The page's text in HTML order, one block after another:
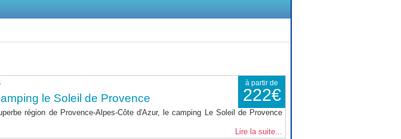
à partir de
222€
le Soleil de Provence
région de Provence-Alpes-Côte d'Azur, le camping Le Soleil de Provence
Lire la suite...